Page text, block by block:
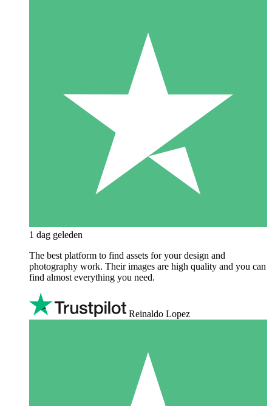
1 dag geleden
The best platform to find assets for your design and
photography work. Their images are high quality and you can
find almost everything you need.
Reinaldo Lopez